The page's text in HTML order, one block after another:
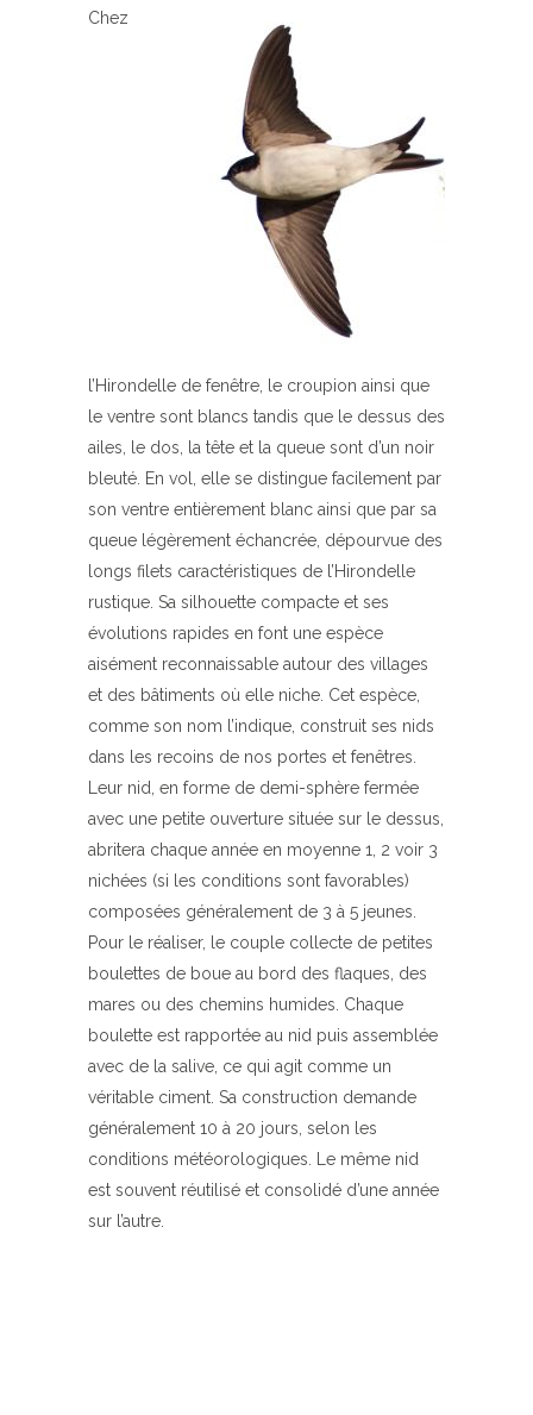
Chez
l’Hirondelle de fenêtre, le croupion ainsi que
le ventre sont blancs tandis que le dessus des
ailes, le dos, la tête et la queue sont d’un noir
bleuté. En vol, elle se distingue facilement par
son ventre entièrement blanc ainsi que par sa
queue légèrement échancrée, dépourvue des
longs filets caractéristiques de l’Hirondelle
rustique. Sa silhouette compacte et ses
évolutions rapides en font une espèce
aisément reconnaissable autour des villages
et des bâtiments où elle niche. Cet espèce,
comme son nom l’indique, construit ses nids
dans les recoins de nos portes et fenêtres.
Leur nid, en forme de demi-sphère fermée
avec une petite ouverture située sur le dessus,
abritera chaque année en moyenne 1, 2 voir 3
nichées (si les conditions sont favorables)
composées généralement de 3 à 5 jeunes.
Pour le réaliser, le couple collecte de petites
boulettes de boue au bord des flaques, des
mares ou des chemins humides. Chaque
boulette est rapportée au nid puis assemblée
avec de la salive, ce qui agit comme un
véritable ciment. Sa construction demande
généralement 10 à 20 jours, selon les
conditions météorologiques. Le même nid
est souvent réutilisé et consolidé d’une année
sur l’autre.